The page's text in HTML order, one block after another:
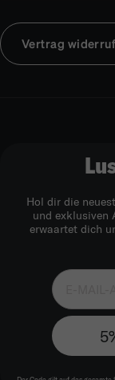
Vertrag
Hol dir die
und exklusiven
erwaartet dich